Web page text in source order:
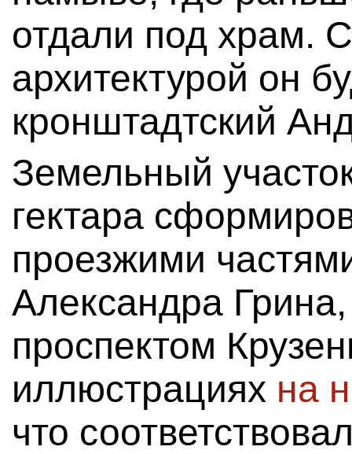
отдали под храм.
архитектурой он
кронштадтский
Земельный
гектара
проезжими
Александра
проспектом
иллюстрациях на
что